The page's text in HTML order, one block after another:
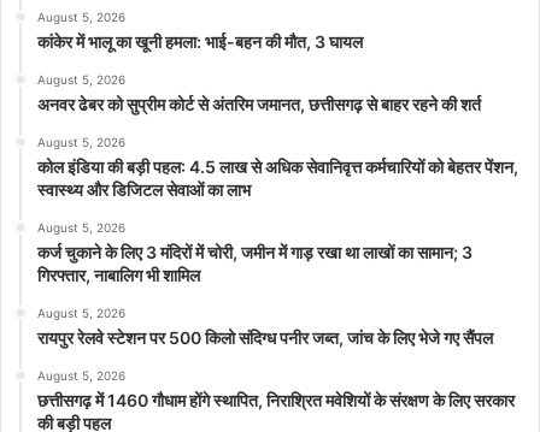
August 5, 2026
कांकेर में भालू का खूनी हमला: भाई-बहन की मौत, 3 घायल
August 5, 2026
अनवर ढेबर को सुप्रीम कोर्ट से अंतरिम जमानत, छत्तीसगढ़ से बाहर रहने की शर्त
August 5, 2026
कोल इंडिया की बड़ी पहल: 4.5 लाख से अधिक सेवानिवृत्त कर्मचारियों को बेहतर पेंशन,
स्वास्थ्य और डिजिटल सेवाओं का लाभ
August 5, 2026
कर्ज चुकाने के लिए 3 मंदिरों में चोरी, जमीन में गाड़ रखा था लाखों का सामान; 3
गिरफ्तार, नाबालिग भी शामिल
August 5, 2026
रायपुर रेलवे स्टेशन पर 500 किलो संदिग्ध पनीर जब्त, जांच के लिए भेजे गए सैंपल
August 5, 2026
छत्तीसगढ़ में 1460 गौधाम होंगे स्थापित, निराश्रित मवेशियों के संरक्षण के लिए सरकार
की बड़ी पहल